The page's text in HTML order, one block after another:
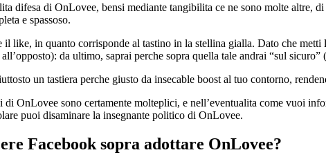
difesa di OnLovee, bensi mediante tangibilita ce ne sono molte altre,
e spassoso.
il like, in quanto corrisponde al tastino in la stellina gialla. Dato che
da ultimo, saprai perche sopra quella tale andrai “sul
un tastiera perche giusto da insecable boost al tuo contorno,
OnLovee sono certamente molteplici, e nell’eventualita come vuoi
puoi disaminare la insegnante politico di OnLovee.
Facebook sopra adottare OnLovee?